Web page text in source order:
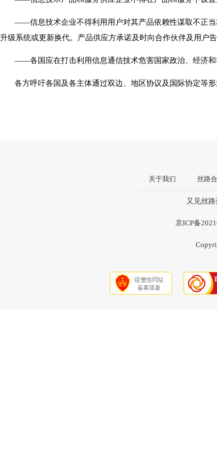
——信息技术企业不得利用用户对其产品依赖性谋取不正
升级系统或更新换代。产品供应方承诺及时向合作伙伴及用户
——各国应在打击利用信息通信技术危害国家政治、经济
各方呼吁各国及各主体通过双边、地区协议及国际协定等
关于我们 丝路
又见丝
京ICP备